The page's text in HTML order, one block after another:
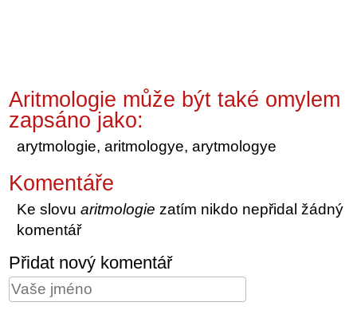
Aritmologie může být také omylem
zapsáno jako:
arytmologie, aritmologye, arytmologye
Komentáře
Ke slovuaritmologie zatím nikdo nepřidal žádný
komentář
Přidat nový komentář